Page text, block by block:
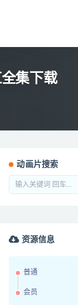
集下载
动画片搜索
资源信息
普通
会员